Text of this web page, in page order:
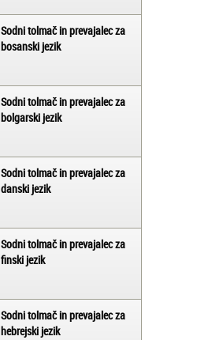
Sodni tolmač in prevajalec za
bosanski jezik
Sodni tolmač in prevajalec za
bolgarski jezik
Sodni tolmač in prevajalec za
danski jezik
Sodni tolmač in prevajalec za
finski jezik
Sodni tolmač in prevajalec za
hebrejski jezik